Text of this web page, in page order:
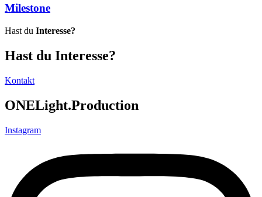
Milestone
Hast du Interesse?
Hast du Interesse?
Kontakt
ONELight.Production
Instagram